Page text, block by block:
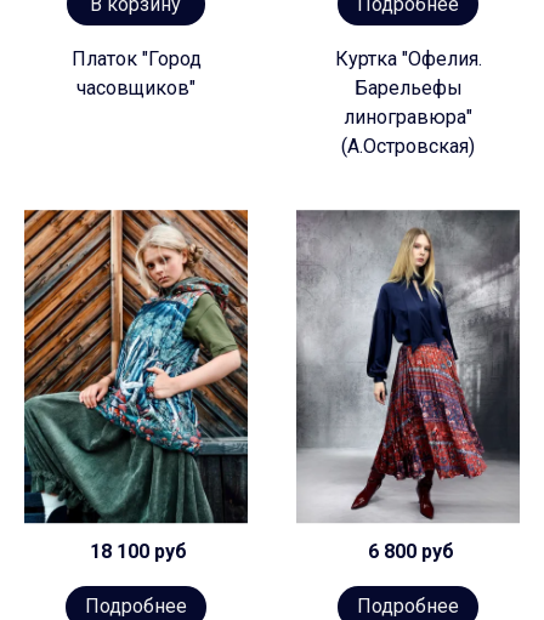
Платок "Город
часовщиков"
Куртка "Офелия.
Барельефы
линогравюра"
(А.Островская)
18 100 руб
Подробнее
6 800 руб
Подробнее